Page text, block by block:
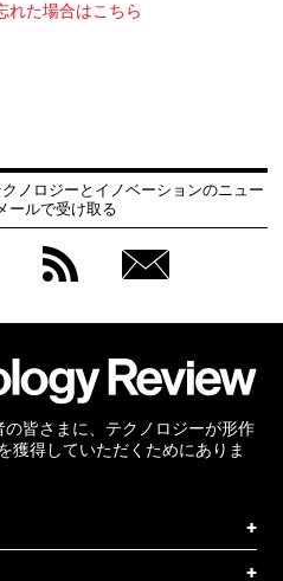
れた場合はこちら
ノロジーとイノベーションのニュー
ールで受け取る
の皆さまに、テクノロジーが形作
獲得していただくためにありま
+
+